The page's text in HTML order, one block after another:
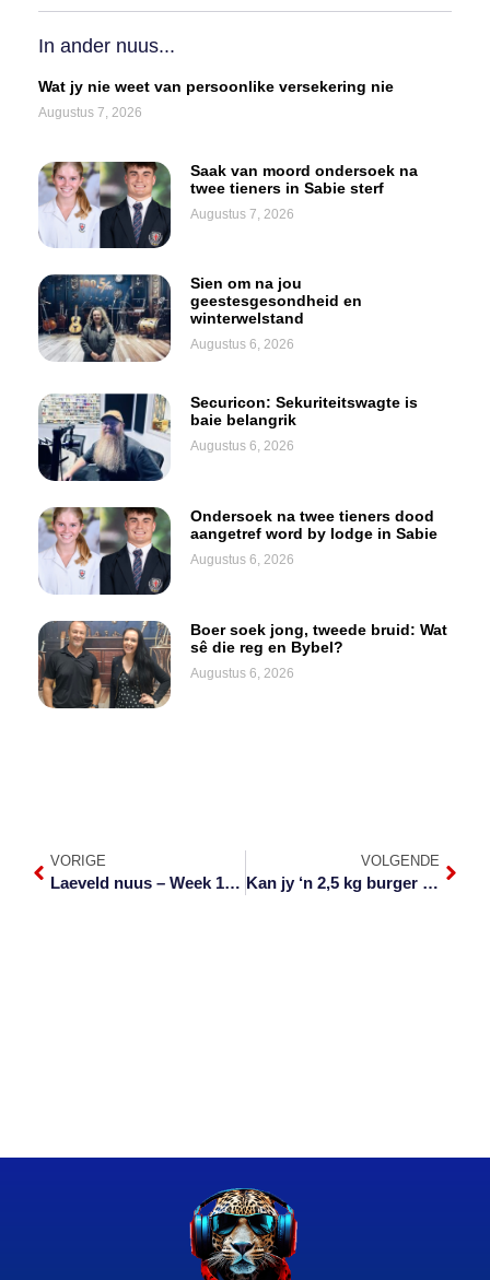
In ander nuus...
Wat jy nie weet van persoonlike versekering nie
Augustus 7, 2026
Saak van moord ondersoek na
twee tieners in Sabie sterf
Augustus 7, 2026
Sien om na jou
geestesgesondheid en
winterwelstand
Augustus 6, 2026
Securicon: Sekuriteitswagte is
baie belangrik
Augustus 6, 2026
Ondersoek na twee tieners dood
aangetref word by lodge in Sabie
Augustus 6, 2026
Boer soek jong, tweede bruid: Wat
sê die reg en Bybel?
Augustus 6, 2026
VORIGE
Laeveld nuus – Week 17 van 2022
VOLGENDE
Kan jy ‘n 2,5 kg burger binne 20 minute verorber?